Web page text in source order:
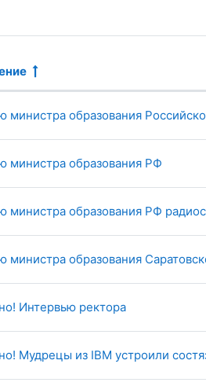
обсуждений.
министра образования
министра образования РФ
министра образования РФ
министра образования
Интервью ректора
Мудрецы из IBM устроили